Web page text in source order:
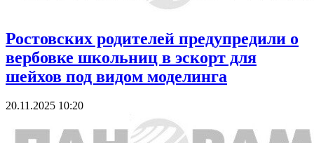
Ростовских родителей предупредили о
вербовке школьниц в эскорт для
шейхов под видом моделинга
20.11.2025 10:20